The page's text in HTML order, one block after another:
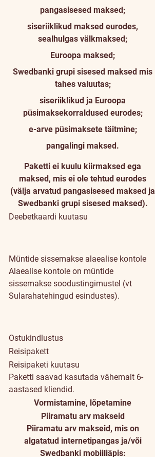
pangasisesed maksed;
siseriiklikud maksed eurodes,
sealhulgas välkmaksed;
Euroopa maksed;
Swedbanki grupi sisesed maksed mis
tahes valuutas;
siseriiklikud ja Euroopa
püsimaksekorraldused eurodes;
e-arve püsimaksete täitmine;
pangalingi maksed.
Paketti ei kuulu kiirmaksed ega
maksed, mis ei ole tehtud eurodes
(välja arvatud pangasisesed maksed ja
Swedbanki grupi sisesed maksed).
Deebetkaardi kuutasu
Müntide sissemakse alaealise kontole
Alaealise kontole on müntide
sissemakse soodustingimustel (vt
Sularahatehingud esindustes).
Ostukindlustus
Reisipakett
Reisipaketi kuutasu
Paketti saavad kasutada vähemalt 6-
aastased kliendid.
Vormistamine, lõpetamine
Piiramatu arv makseid
Piiramatu arv makseid, mis on
algatatud internetipangas ja/või
Swedbanki mobiiliäpis: